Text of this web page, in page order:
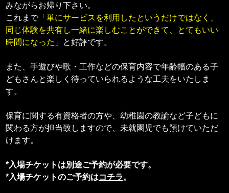
みながらお帰り下さい。
これまで「単にサービスを利用したというだけではなく、
同じ体験を共有し一緒に楽しむことができて、とてもいい
時間になった」
と好評です。
また、手遊びや歌・工作などの保育内容で年齢幅のある子
どもさんと楽しく待っていられるような工夫をいたしま
す。
保育に関する有資格者の方や、幼稚園の教諭など子どもに
関わる方が担当致しますので、未就園児でも預けていただ
けます。
*入場チケットは別途ご予約が必要です。
*入場チケットのご予約はコチラ。